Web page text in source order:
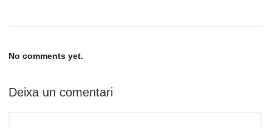
No comments yet.
Deixa un comentari